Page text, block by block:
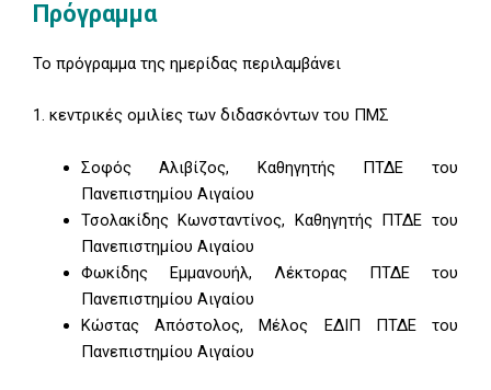
Πρόγραμμα
Το πρόγραμμα της ημερίδας περιλαμβάνει
1. κεντρικές ομιλίες των διδασκόντων του ΠΜΣ
Σοφός Αλιβίζος, Καθηγητής ΠΤΔΕ του
Πανεπιστημίου Αιγαίου
Τσολακίδης Κωνσταντίνος, Καθηγητής ΠΤΔΕ του
Πανεπιστημίου Αιγαίου
Φωκίδης Εμμανουήλ, Λέκτορας ΠΤΔΕ του
Πανεπιστημίου Αιγαίου
Κώστας Απόστολος, Μέλος ΕΔΙΠ ΠΤΔΕ του
Πανεπιστημίου Αιγαίου